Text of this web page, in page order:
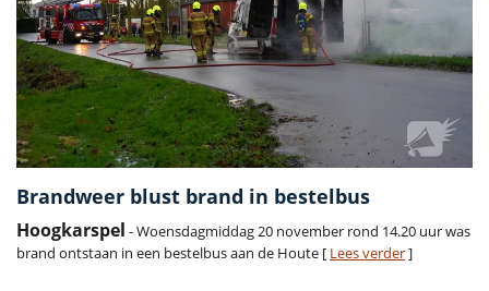
Brandweer blust brand in bestelbus
Hoogkarspel - Woensdagmiddag 20 november rond 14.20 uur was
brand ontstaan in een bestelbus aan de Houte [ Lees verder]